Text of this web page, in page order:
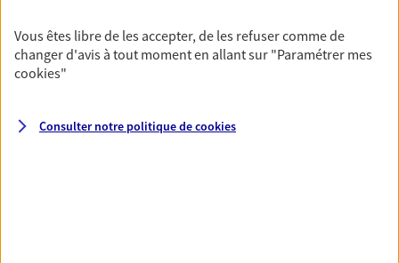
d'accident ou de maladie en optant pour les
garanties incapacité temporaire totale de travail,
invalidité ou de décès.
Vous êtes libre de les accepter, de les refuser comme de
changer d'avis à tout moment en allant sur "Paramétrer mes
cookies"
Consulter notre politique decookies